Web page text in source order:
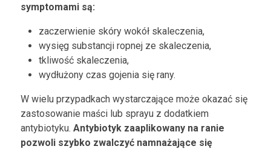
symptomami są:
zaczerwienie skóry wokół skaleczenia,
wysięg substancji ropnej ze skaleczenia,
tkliwość skaleczenia,
wydłużony czas gojenia się rany.
W wielu przypadkach wystarczające może okazać się
zastosowanie maści lub sprayu z dodatkiem
antybiotyku. Antybiotyk zaaplikowany na ranie
pozwoli szybko zwalczyć namnażające się